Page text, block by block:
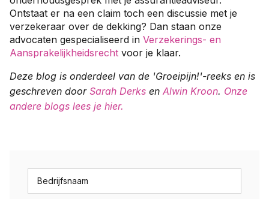
Ontstaat er na een claim toch een discussie met je
verzekeraar over de dekking? Dan staan onze
advocaten gespecialiseerd in Verzekerings- en
Aansprakelijkheidsrecht voor je klaar.
Deze blog is onderdeel van de 'Groeipijn!'-reeks en is
geschreven door Sarah Derks en Alwin Kroon. Onze
andere blogs lees je hier.
Bedrijfsnaam